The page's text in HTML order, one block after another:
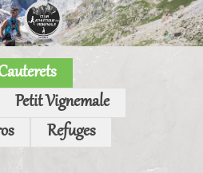
Petit Vignemale
Refuges